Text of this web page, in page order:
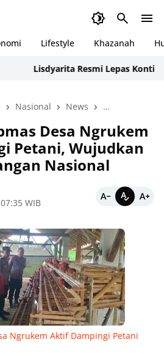
Lifestyle Khazanah
Lisdyarita Resmi Lepas Kontingen
Nasional News peristiwa
Desa Ngrukem
Petani, Wujudkan
Nasional
WIB
Ngrukem Aktif Dampingi Petani